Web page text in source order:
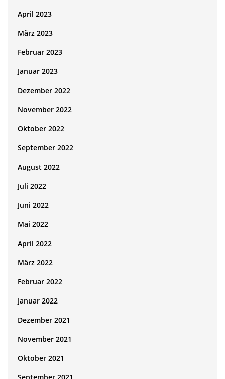
April 2023
März 2023
Februar 2023
Januar 2023
Dezember 2022
November 2022
Oktober 2022
September 2022
August 2022
Juli 2022
Juni 2022
Mai 2022
April 2022
März 2022
Februar 2022
Januar 2022
Dezember 2021
November 2021
Oktober 2021